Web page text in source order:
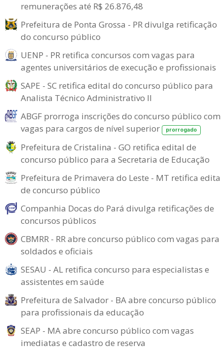
remunerações até R$ 26.876,48
Prefeitura de Ponta Grossa - PR divulga retificação
do concurso público
UENP - PR retifica concursos com vagas para
agentes universitários de execução e profissionais
SAPE - SC retifica edital do concurso público para
Analista Técnico Administrativo II
ABGF prorroga inscrições do concurso público com
vagas para cargos de nível superior
prorrogado
Prefeitura de Cristalina - GO retifica edital de
concurso público para a Secretaria de Educação
Prefeitura de Primavera do Leste - MT retifica
de concurso público
Companhia Docas do Pará divulga retificações de
concursos públicos
CBMRR - RR abre concurso público com vagas para
soldados e oficiais
SESAU - AL retifica concurso para especialistas e
assistentes em saúde
Prefeitura de Salvador - BA abre concurso público
para profissionais da educação
SEAP - MA abre concurso público com vagas
imediatas e cadastro de reserva